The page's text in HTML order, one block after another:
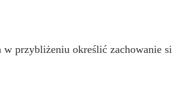
w przybliżeniu określić zachowanie